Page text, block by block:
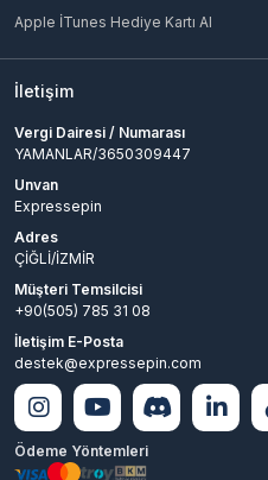
Apple İTunes Hediye Kartı Al
İletişim
Vergi Dairesi / Numarası
YAMANLAR/3650309447
Unvan
Expressepin
Adres
ÇİĞLİ/İZMİR
Müşteri Temsilcisi
+90(505) 785 31 08
İletişim E-Posta
destek@expressepin.com
Ödeme Yöntemleri